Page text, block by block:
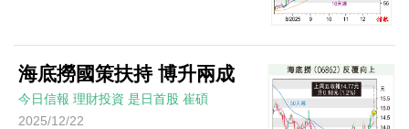
海底撈國策扶持 博升兩成
今日信報 理財投資 是日首股 崔碩
2025/12/22